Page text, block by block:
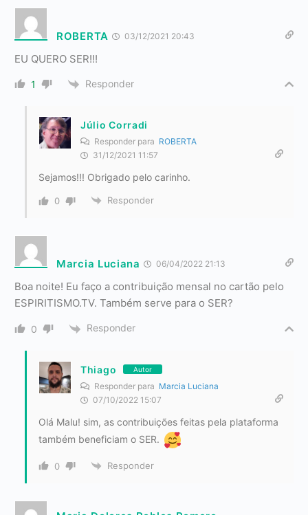
ROBERTA 03/12/2021 20:43
EU QUERO SER!!!
1 Responder
Júlio Corradi
Responder para ROBERTA
31/12/2021 11:57
Sejamos!!! Obrigado pelo carinho.
0 Responder
Marcia Luciana 06/04/2022 21:13
Boa noite! Eu faço a contribuição mensal no cartão pelo
ESPIRITISMO.TV. Também serve para o SER?
0 Responder
Thiago Autor
Responder para Marcia Luciana
07/10/2022 15:07
Olá Malu! sim, as contribuições feitas pela plataforma
também beneficiam o SER.
0 Responder